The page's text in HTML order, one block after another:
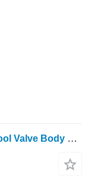
Ford 40, 10, Ts, Tw Tw5 Hydraulic Spool Valve Body Double E9nnb950bb, E9NNB950BB для трактора колесного